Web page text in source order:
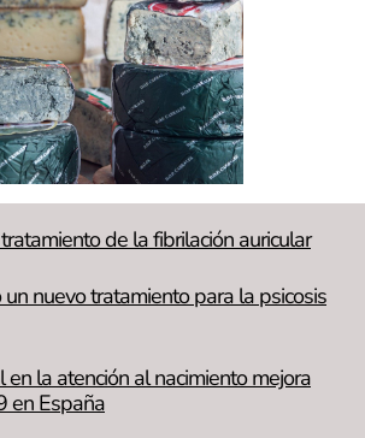
de la fibrilación auricular
nuevo tratamiento para la psicosis
la atención al nacimiento mejora
en España